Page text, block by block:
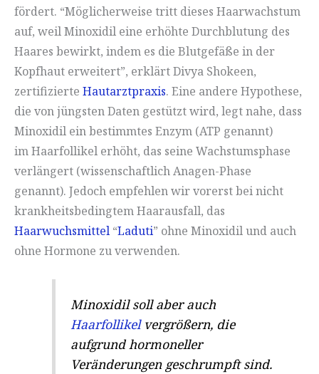
fördert. “Möglicherweise tritt dieses Haarwachstum
auf, weil Minoxidil eine erhöhte Durchblutung des
Haares bewirkt, indem es die Blutgefäße in der
Kopfhaut erweitert”, erklärt Divya Shokeen,
zertifizierte Hautarztpraxis. Eine andere Hypothese,
die von jüngsten Daten gestützt wird, legt nahe, dass
Minoxidil ein bestimmtes Enzym (ATP genannt)
im Haarfollikel erhöht, das seine Wachstumsphase
verlängert (wissenschaftlich Anagen-Phase
genannt). Jedoch empfehlen wir vorerst bei nicht
krankheitsbedingtem Haarausfall, das
Haarwuchsmittel “Laduti” ohne Minoxidil und auch
ohne Hormone zu verwenden.
Minoxidil soll aber auch
Haarfollikelvergrößern, die
aufgrund hormoneller
Veränderungen geschrumpft sind.